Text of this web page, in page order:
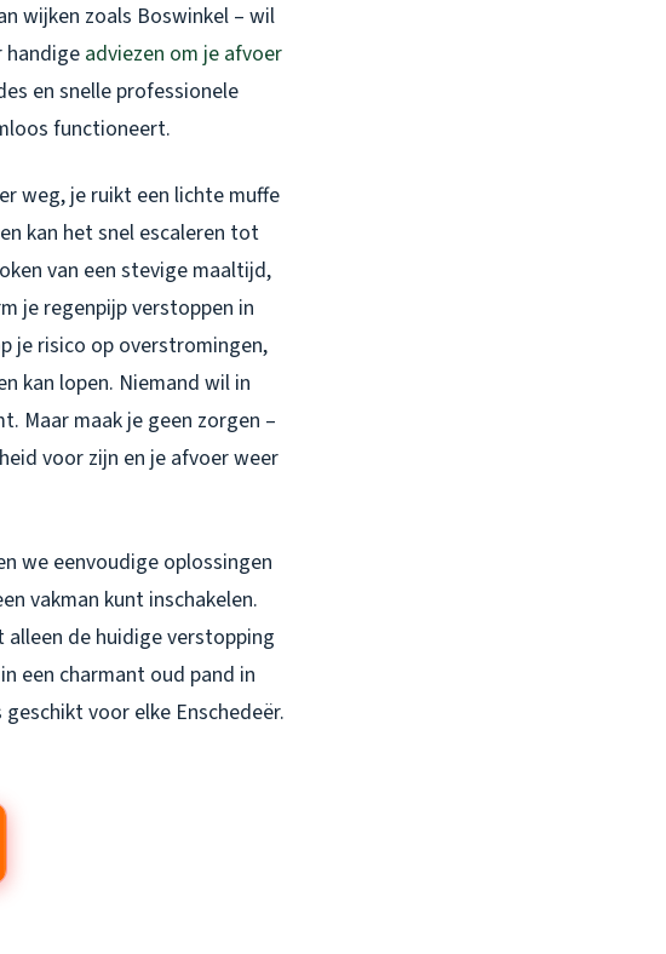
wijken zoals Boswinkel – wil
handige adviezen om je afvoer
en snelle professionele
functioneert.
weg, je ruikt een lichte muffe
kan het snel escaleren tot
van een stevige maaltijd,
je regenpijp verstoppen in
je risico op overstromingen,
kan lopen. Niemand wil in
Maar maak je geen zorgen –
voor zijn en je afvoer weer
we eenvoudige oplossingen
vakman kunt inschakelen.
de huidige verstopping
een charmant oud pand in
voor elke Enschedeër.